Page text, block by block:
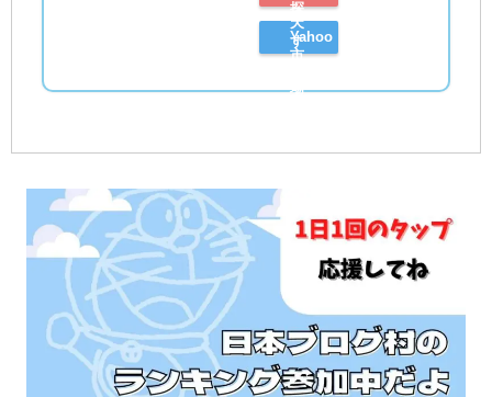
る
探
す
天
市
場
探
Yahoo
グ
す